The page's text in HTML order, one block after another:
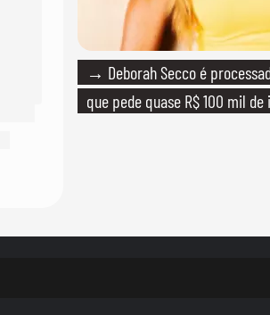
→ Deborah Secco é
que pede quase R$ 100 mil de